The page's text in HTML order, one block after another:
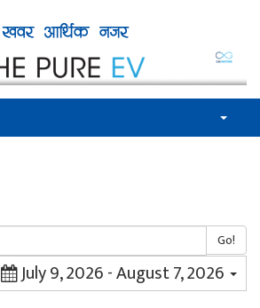
Go!
July 9, 2026 - August 7, 2026